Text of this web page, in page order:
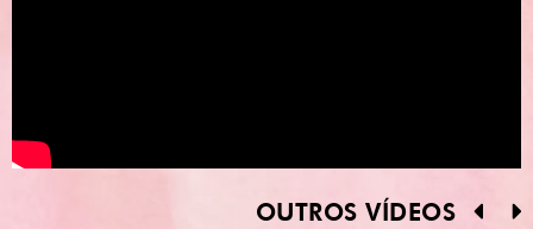
OUTROS VÍDEOS